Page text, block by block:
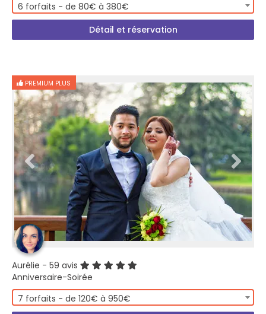
6 forfaits - de 80€ à 380€
Détail et réservation
PREMIUM PLUS
Aurélie - 59 avis
Anniversaire-Soirée
7 forfaits - de 120€ à 950€